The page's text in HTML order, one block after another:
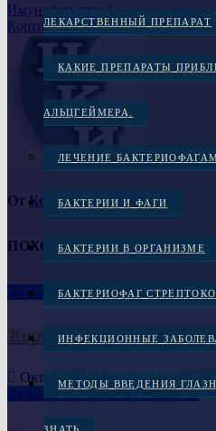
ЛЕКАРСТВЕННЫЙ ПРЕПАРАТ
КАКИЕ ПРЕПАРАТЫ
АЛЬЦГЕЙМЕРА.
ЛЕЧЕНИЕ
БАКТЕРИИ И ФАГИ
БАКТЕРИИ В ОРГАНИЗМЕ
БАКТЕРИОФАГ
ИНФЕКЦИОННЫЕ
МЕТОДЫ ВВЕДЕНИЯ
Имунофан спрей
Кортизон (Cortisone)
От Консультант ЦКИ
ПОХОЖАЯ ЗАПИСЬ
Лекарственные препараты
Кортеф
Окт 15, 2024Консультант ЦКИ
Лекарственные препараты